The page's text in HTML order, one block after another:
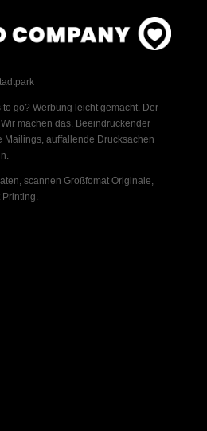
go? Werbung leicht gemacht. Der
machen das. Beeindruckender
Mailings, auffallende Drucksachen
scannen Großfomat Originale,
Printing.